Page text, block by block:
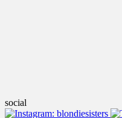
social